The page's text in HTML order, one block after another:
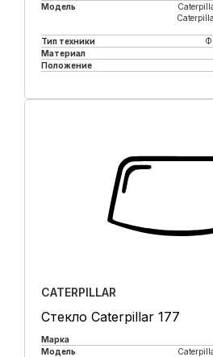
Модель
Тип техники
Материал
Положение
CATERPILLAR
Стекло Caterpillar 177
Марка
Модель